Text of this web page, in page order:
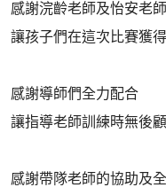
感謝浣齡老師及怡安老
讓孩子們在這次比賽獲
感謝導師們全力配合
讓指導老師訓練時無後
感謝帶隊老師的協助及